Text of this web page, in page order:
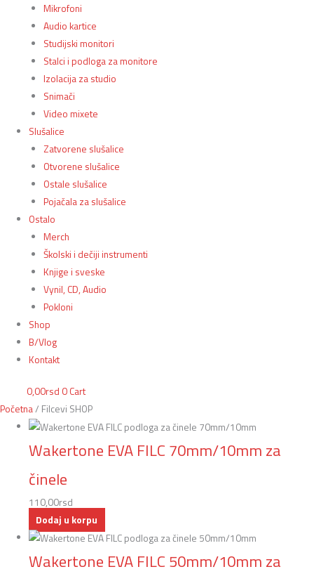
Mikrofoni
Audio kartice
Studijski monitori
Stalci i podloga za monitore
Izolacija za studio
Snimači
Video mixete
Slušalice
Zatvorene slušalice
Otvorene slušalice
Ostale slušalice
Pojačala za slušalice
Ostalo
Merch
Školski i dečiji instrumenti
Knjige i sveske
Vynil, CD, Audio
Pokloni
Shop
B/Vlog
Kontakt
0,00rsd 0 Cart
Početna/ Filcevi SHOP
Wakertone EVA FILC 70mm/10mm za
činele
110,00rsd
Dodaj u korpu
Wakertone EVA FILC 50mm/10mm za